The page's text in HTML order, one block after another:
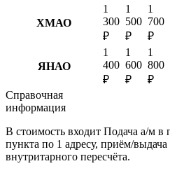
ХМАО
1
300
₽
1
500
₽
1
700
₽
ЯНАО
1
400
₽
1
600
₽
1
800
₽
Справочная
информация
В стоимость входит Подача а/м в
пункта по 1 адресу, приём/выдача
внутритарного пересчёта.